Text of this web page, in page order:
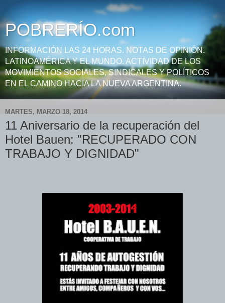
POBRERÍO.com
INFORMACIÓN LAS 24 HORAS. NOTAS DE OPINIÓN.
LATINOAMÉRICA Y EL MUNDO. ACTIVIDAD DE LOS
MOVIMIENTOS SOCIALES, SINDICALES Y POLÍTICOS
EN EL CAMINO HACIA LA NUEVA ARGENTINA.
MARTES, MARZO 18, 2014
11 Aniversario de la recuperación del
Hotel Bauen: "RECUPERADO CON
TRABAJO Y DIGNIDAD"